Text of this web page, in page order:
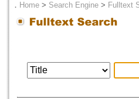
． Home > Search Engine > Fulltext